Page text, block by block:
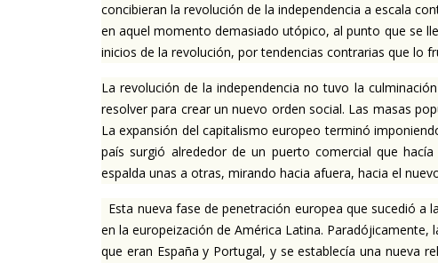
concibieran la revolución de la independencia a escala
en aquel momento demasiado utópico, al punto que se
inicios de la revolución, por tendencias contrarias que lo
La revolución de la independencia no tuvo la
resolver para crear un nuevo orden social. Las masas
La expansión del capitalismo europeo terminó
país surgió alrededor de un puerto comercial que
espalda unas a otras, mirando hacia afuera, hacia el
Esta nueva fase de penetración europea que sucedió
en la europeización de América Latina.
que eran España y Portugal, y se establecía una nueva